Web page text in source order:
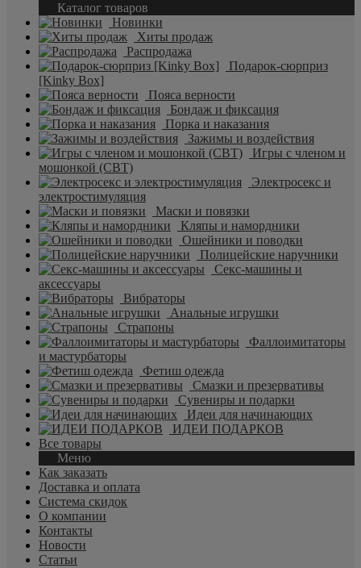
Каталог товаров
Новинки
Хиты продаж
Распродажа
Подарок-сюрприз
[Kinky Box]
Пояса верности
Бондаж и фиксация
Порка и наказания
Зажимы и воздействия
Игры с членом и
мошонкой (CBT)
Электросекс и
электростимуляция
Маски и повязки
Кляпы и намордники
Ошейники и поводки
Полицейские наручники
Секс-машины и
аксессуары
Вибраторы
Анальные игрушки
Страпоны
Фаллоимитаторы
и мастурбаторы
Фетиш одежда
Смазки и презервативы
Сувениры и подарки
Идеи для начинающих
ИДЕИ ПОДАРКОВ
Все товары
Меню
Как заказать
Доставка и оплата
Система скидок
О компании
Контакты
Новости
Статьи